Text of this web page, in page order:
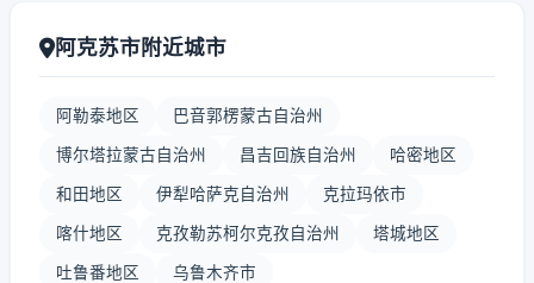
阿克苏市附近城市
阿勒泰地区 巴音郭楞蒙古自治州
博尔塔拉蒙古自治州 昌吉回族自治州 哈密地区
和田地区 伊犁哈萨克自治州 克拉玛依市
喀什地区 克孜勒苏柯尔克孜自治州 塔城地区
吐鲁番地区 乌鲁木齐市